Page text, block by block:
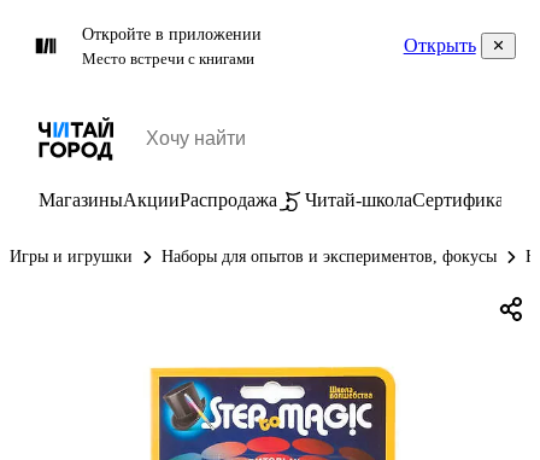
Откройте в приложении
Место встречи с книгами
Открыть
МагазиныАкцииРаспродажа Читай-школаСертификаты
Игры и игрушки Наборы для опытов и экспериментов, фокусы